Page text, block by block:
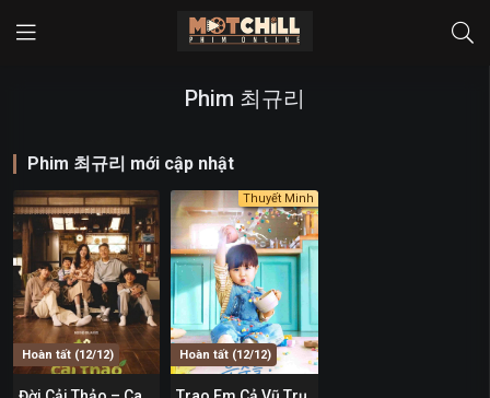
Phim 최규리
Phim 최규리 mới cập nhật
Hoàn tất (12/12) Hoàn tất (12/12)
Thuyết Minh